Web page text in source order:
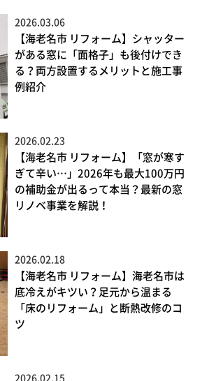
2026.03.06
【海老名市 リフォーム】シャッター
がある窓に「面格子」も後付けでき
る？両方設置するメリットと施工事
例紹介
2026.02.23
【海老名市 リフォーム】「窓が寒す
ぎて辛い…」2026年も最大100万円
の補助金が出るって本当？最新の窓
リノベ事業を解説！
2026.02.18
【海老名市 リフォーム】海老名市は
底冷えがキツい？足元から温まる
「床のリフォーム」と断熱改修のコ
ツ
2026.02.15